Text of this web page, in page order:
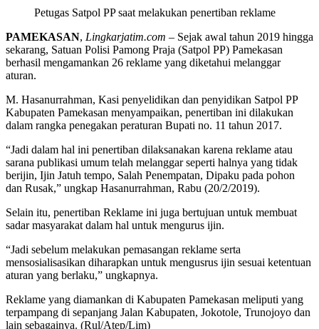
Petugas Satpol PP saat melakukan penertiban reklame
PAMEKASAN, Lingkarjatim.com – Sejak awal tahun 2019 hingga
sekarang, Satuan Polisi Pamong Praja (Satpol PP) Pamekasan
berhasil mengamankan 26 reklame yang diketahui melanggar
aturan.
M. Hasanurrahman, Kasi penyelidikan dan penyidikan Satpol PP
Kabupaten Pamekasan menyampaikan, penertiban ini dilakukan
dalam rangka penegakan peraturan Bupati no. 11 tahun 2017.
“Jadi dalam hal ini penertiban dilaksanakan karena reklame atau
sarana publikasi umum telah melanggar seperti halnya yang tidak
berijin, Ijin Jatuh tempo, Salah Penempatan, Dipaku pada pohon
dan Rusak,” ungkap Hasanurrahman, Rabu (20/2/2019).
Selain itu, penertiban Reklame ini juga bertujuan untuk membuat
sadar masyarakat dalam hal untuk mengurus ijin.
“Jadi sebelum melakukan pemasangan reklame serta
mensosialisasikan diharapkan untuk mengusrus ijin sesuai ketentuan
aturan yang berlaku,” ungkapnya.
Reklame yang diamankan di Kabupaten Pamekasan meliputi yang
terpampang di sepanjang Jalan Kabupaten, Jokotole, Trunojoyo dan
lain sebagainya. (Rul/Atep/Lim)